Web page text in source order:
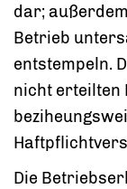
dar;
Betrieb
entstempeln.
nicht erteilten
Die